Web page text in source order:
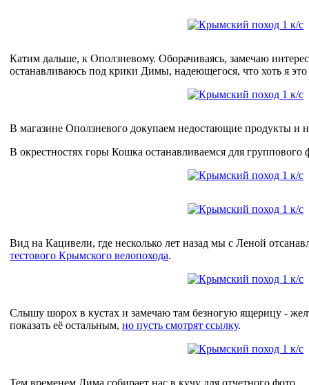
Катим дальше, к Оползневому. Оборачиваясь, замечаю
останавливаюсь под крики Димы, надеющегося, что хоть я
В магазине Оползневого докупаем недостающие продукты и
В окрестностях горы Кошка останавливаемся для группового
Вид на Кацивели, где несколько лет назад мы с Леной
тестового Крымского велопохода.
Слышу шорох в кустах и замечаю там безногую ящерицу -
показать её остальным, но пусть смотрят ссылку.
Тем временем Дима собирает нас в кучу для отчетного фото.